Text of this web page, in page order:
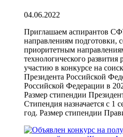
04.06.2022
Приглашаем аспирантов
направлениям подготовки,
приоритетным
технологического
участию в конкурсе на
Президента Российской
Российской Федерации в
Размер стипендии
Стипендия назначается с 1
год. Размер стипендии